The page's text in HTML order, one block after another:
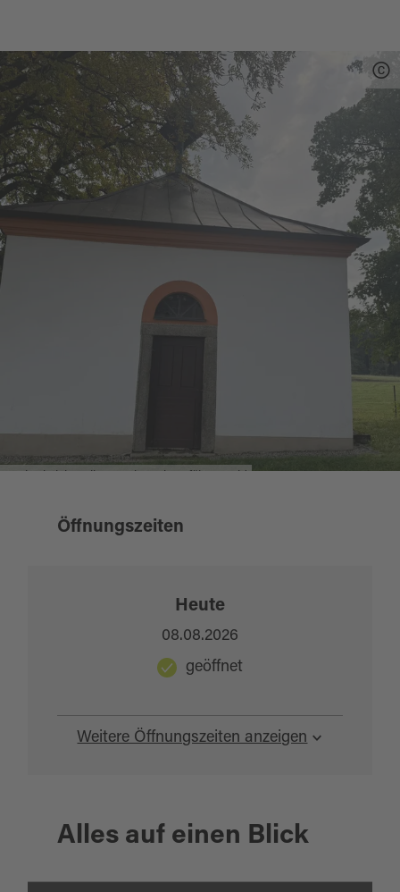
Öffnungszeiten
Weitere Öffnungszeiten anzeigen
Heute
08.08.2026
geöffnet
Alles auf einen Blick